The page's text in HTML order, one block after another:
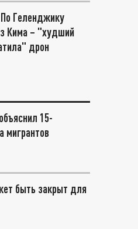
Геленджику
Кима – "худший
дрон
15-
мигрантов
быть закрыт для